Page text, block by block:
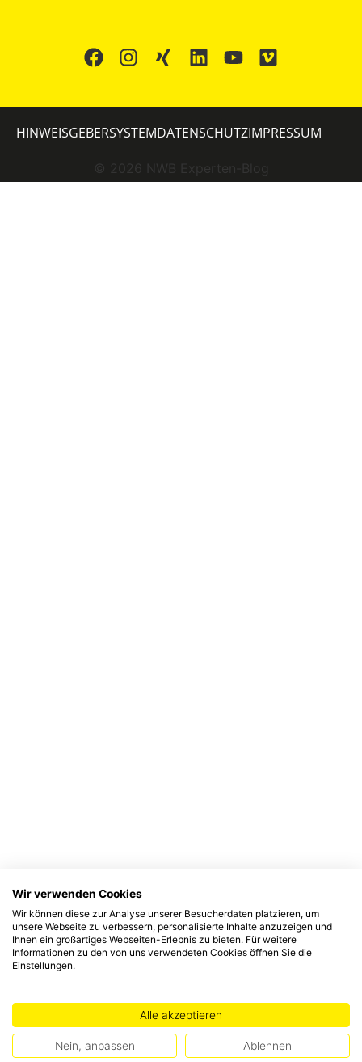
© 2026 NWB Experten-Blog
HINWEISGEBERSYSTEMDATENSCHUTZIMPRESSUM
Wir verwenden Cookies
Wir können diese zur Analyse unserer Besucherdaten platzieren, um
unsere Webseite zu verbessern, personalisierte Inhalte anzuzeigen und
Ihnen ein großartiges Webseiten-Erlebnis zu bieten. Für weitere
Informationen zu den von uns verwendeten Cookies öffnen Sie die
Einstellungen.
Alle akzeptieren
Nein, anpassen Ablehnen